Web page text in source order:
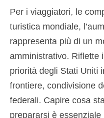
Per i viaggiatori, le
turistica mondiale,
rappresenta più di un
amministrativo. Riflette
priorità degli Stati Uniti
frontiere, condivisione
federali. Capire cosa
prepararsi è